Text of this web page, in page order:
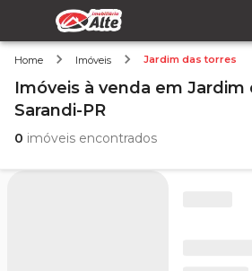
Home Imóveis Jardim das torres
Imóveis à venda em Jardim
Sarandi-PR
0 imóveis encontrados